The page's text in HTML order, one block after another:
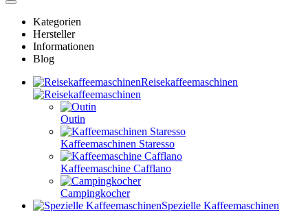
Kategorien
Hersteller
Informationen
Blog
Reisekaffeemaschinen
Outin
Kaffeemaschinen Staresso
Kaffeemaschine Cafflano
Campingkocher
Spezielle Kaffeemaschinen